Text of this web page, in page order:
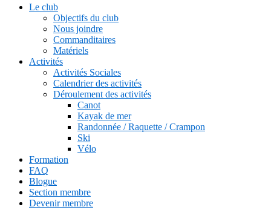
Le club
Objectifs du club
Nous joindre
Commanditaires
Matériels
Activités
Activités Sociales
Calendrier des activités
Déroulement des activités
Canot
Kayak de mer
Randonnée / Raquette / Crampon
Ski
Vélo
Formation
FAQ
Blogue
Section membre
Devenir membre